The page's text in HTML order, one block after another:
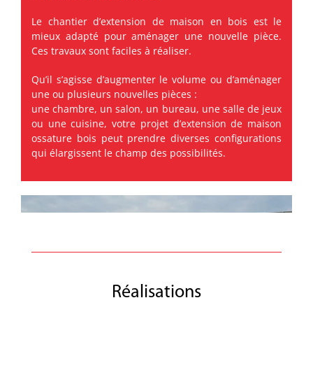
Le chantier d’extension de maison en bois est le
mieux adapté pour aménager une nouvelle pièce.
Ces travaux sont faciles à réaliser.
Qu’il s’agisse d’augmenter le volume ou d’aménager
une ou plusieurs nouvelles pièces :
une chambre, un salon, un bureau, une salle de jeux
ou une cuisine, votre projet d’extension de maison
ossature bois peut prendre diverses configurations
qui élargissent le champ des possibilités.
Réalisations